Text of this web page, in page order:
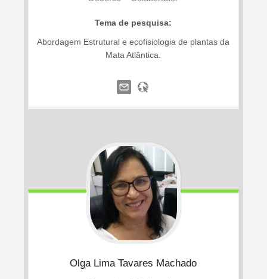
Tema de pesquisa:
Abordagem Estrutural e ecofisiologia de plantas da
Mata Atlântica.
Olga Lima Tavares Machado